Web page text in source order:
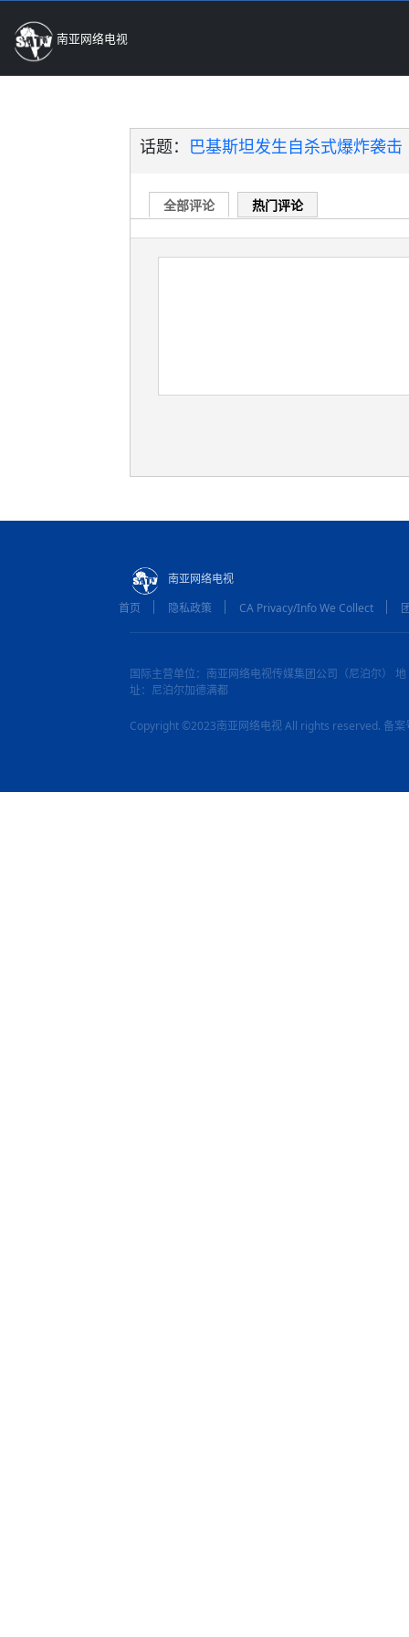
南亚网络电视
话题： 巴基斯坦发生自杀式爆炸袭击
全部评论 热门评论
南亚网络电视
首页
隐私政策 CA Privacy/Info We Collect
国际主营单位：南亚网络电视传媒集团公司（尼泊尔） 地
址：尼泊尔加德满都
Copyright ©2023南亚网络电视 All rights reserved. 备